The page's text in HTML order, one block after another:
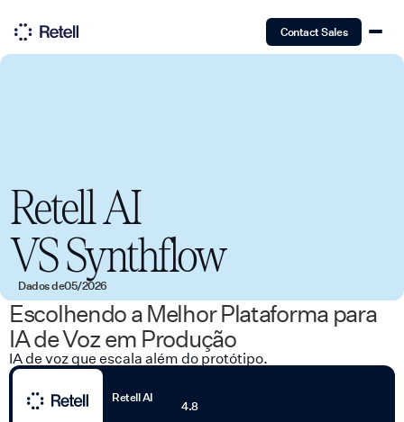
Contact Sales
Retell AI
VSSynthflow
Dados de05/2026
Escolhendo a Melhor Plataforma para
IA de Voz em Produção
IA de voz que escala além do protótipo.
Retell AI
4.8